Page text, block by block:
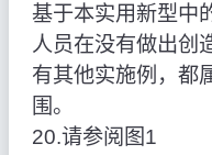
基于本实用新型中
人员在没有做出创
有其他实施例，都
围。
20.请参阅图1